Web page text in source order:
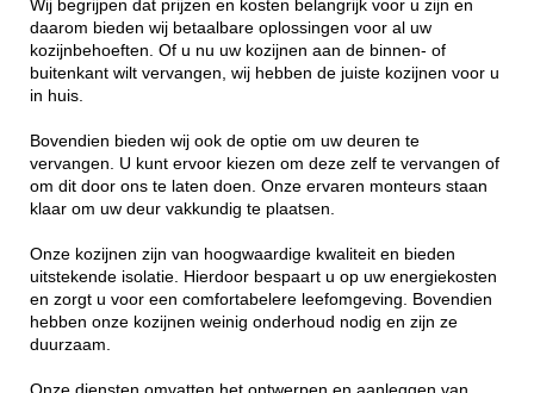
Wij begrijpen dat prijzen en kosten belangrijk voor u zijn en
daarom bieden wij betaalbare oplossingen voor al uw
kozijnbehoeften. Of u nu uw kozijnen aan de binnen- of
buitenkant wilt vervangen, wij hebben de juiste kozijnen voor u
in huis.
Bovendien bieden wij ook de optie om uw deuren te
vervangen. U kunt ervoor kiezen om deze zelf te vervangen of
om dit door ons te laten doen. Onze ervaren monteurs staan
klaar om uw deur vakkundig te plaatsen.
Onze kozijnen zijn van hoogwaardige kwaliteit en bieden
uitstekende isolatie. Hierdoor bespaart u op uw energiekosten
en zorgt u voor een comfortabelere leefomgeving. Bovendien
hebben onze kozijnen weinig onderhoud nodig en zijn ze
duurzaam.